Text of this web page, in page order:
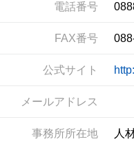
電話番号
FAX番号
公式サイト
メールアドレス
事務所所在地
人